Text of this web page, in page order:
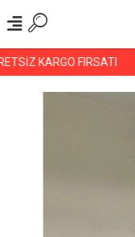
KARGO FIRSATI